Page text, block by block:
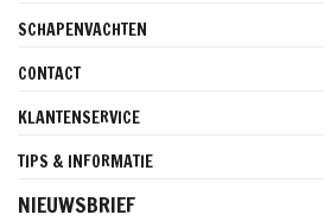
SCHAPENVACHTEN
CONTACT
KLANTENSERVICE
TIPS & INFORMATIE
NIEUWSBRIEF